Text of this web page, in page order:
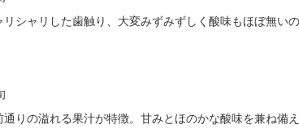
シャリした歯触り、大変みずみずしく酸味もほぼ無い
りの溢れる果汁が特徴。甘みとほのかな酸味を兼ね備え